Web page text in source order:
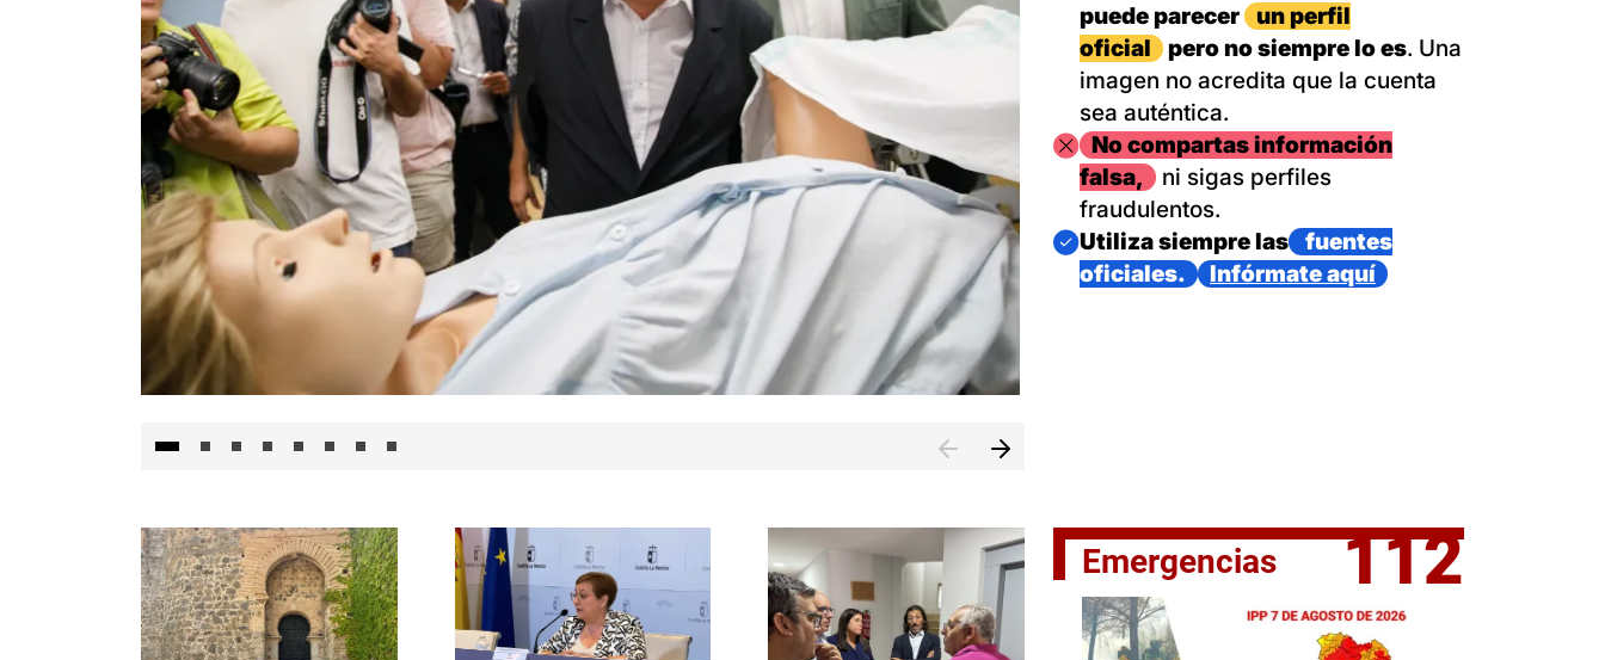
El jefe del Ejecutivo castellanomanchego, Emiliano García-
puede parecer
un perfil
oficial
pero no siempre lo es. Una
imagen no acredita que la cuenta
sea auténtica.
ImagenNo compartas información
falsa,
ni sigas perfiles
fraudulentos.
Imagen
Utiliza siempre las
fuentes
oficiales.
Infórmate aquí
Emergencias 112